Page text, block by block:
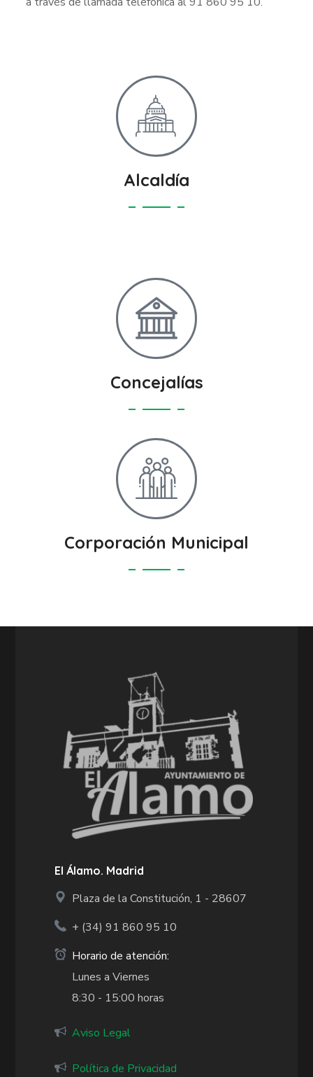
Alcaldía
Concejalías
Corporación Municipal
El Álamo. Madrid
Plaza de la Constitución, 1 - 28607
+ (34)91 860 95 10
Horario de atención:
Lunes a Viernes
8:30 - 15:00 horas
Aviso Legal
Política de Privacidad